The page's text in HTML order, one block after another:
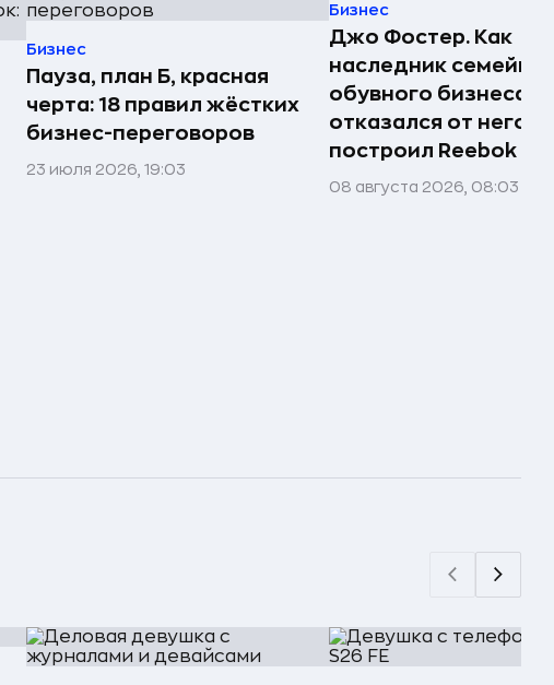
Бизнес
Пауза, план Б, красная
черта: 18 правил жёстких
бизнес-переговоров
23 июля 2026, 19:03
Бизнес
Джо Фостер. Как
наследник
обувного бизнеса
отказался от него и
построил Reebok
08 августа 2026, 08:03